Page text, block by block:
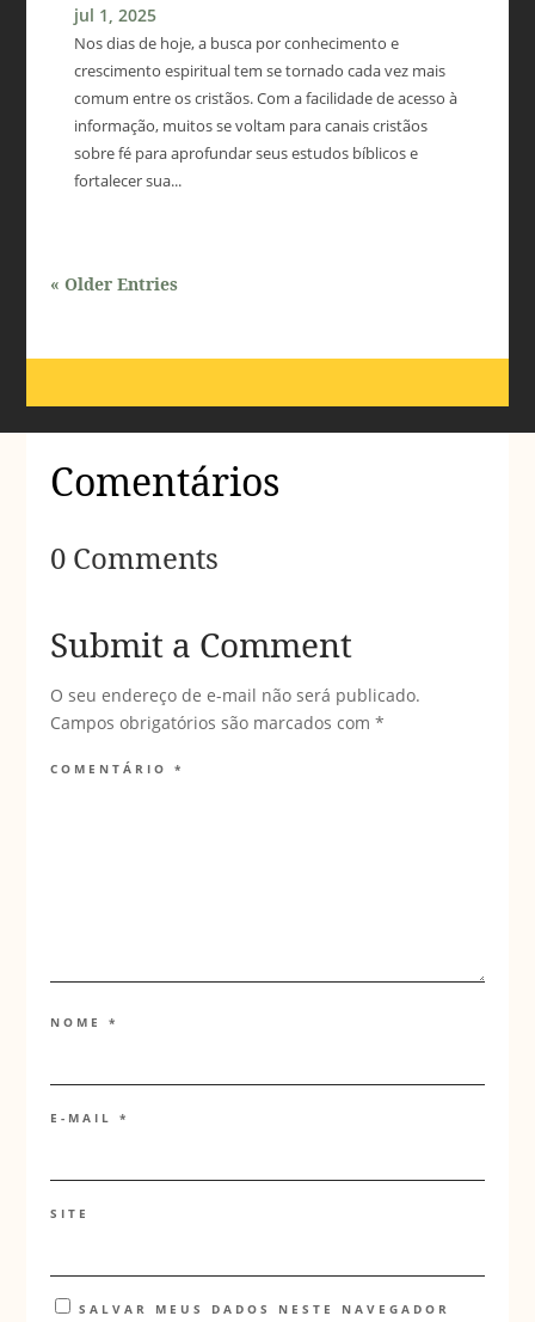
jul 1, 2025
Nos dias de hoje, a busca por conhecimento e
crescimento espiritual tem se tornado cada vez mais
comum entre os cristãos. Com a facilidade de acesso à
informação, muitos se voltam para canais cristãos
sobre fé para aprofundar seus estudos bíblicos e
fortalecer sua...
« Older Entries
Comentários
0 Comments
Submit a Comment
O seu endereço de e-mail não será publicado.
Campos obrigatórios são marcados com*
COMENTÁRIO*
NOME*
E-MAIL*
SITE
SALVAR MEUS DADOS NESTE NAVEGADOR